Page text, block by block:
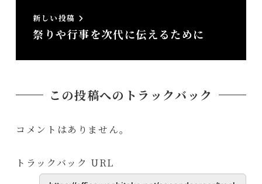
新しい投稿
祭りや行事を次代に伝えるために
この投稿へのトラックバック
コメントはありません。
トラックバック URL